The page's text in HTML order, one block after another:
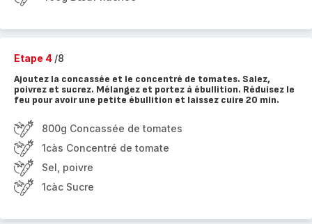
Etape 4 /8
Ajoutez la concassée et le concentré de tomates. Salez,
poivrez et sucrez. Mélangez et portez à ébullition. Réduisez le
feu pour avoir une petite ébullition et laissez cuire 20 min.
800g Concassée de tomates
1càs Concentré de tomate
Sel, poivre
1càc Sucre